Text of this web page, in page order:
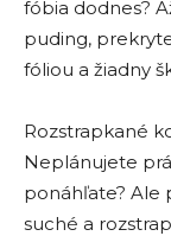
fóbia dodnes?
puding,
fóliou a žiadny
Rozstrapkané
Neplánujete
ponáhľate? Ale
suché a